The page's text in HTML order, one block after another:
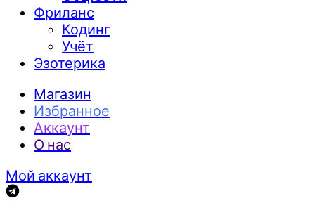
Фриланс
Кодинг
Учёт
Эзотерика
Магазин
Избранное
Аккаунт
О нас
Мой аккаунт